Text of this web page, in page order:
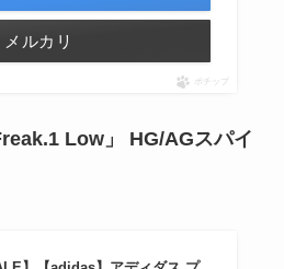
メルカリ
ポチップ
Low」 HG/AGスパイ